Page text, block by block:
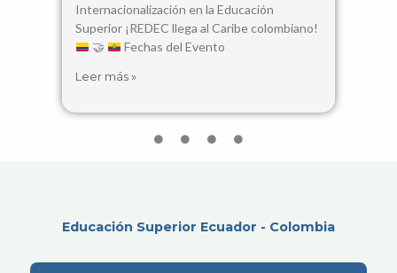
Internacionalización en la Educación
Superior ¡REDEC llega al Caribe colombiano!
🤝
Fechas del Evento
Leer más »
Educación Superior Ecuador - Colombia